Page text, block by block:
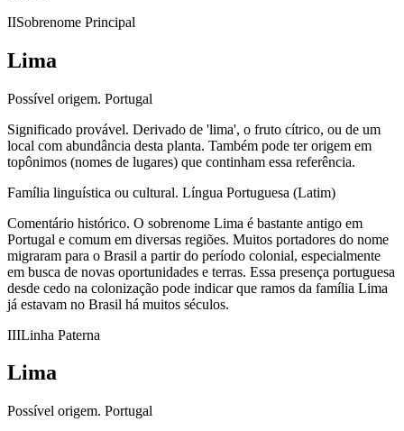
IISobrenome Principal
Lima
Possível origem. Portugal
Significado provável. Derivado de 'lima', o fruto cítrico, ou de um
local com abundância desta planta. Também pode ter origem em
topônimos (nomes de lugares) que continham essa referência.
Família linguística ou cultural. Língua Portuguesa (Latim)
Comentário histórico. O sobrenome Lima é bastante antigo em
Portugal e comum em diversas regiões. Muitos portadores do nome
migraram para o Brasil a partir do período colonial, especialmente
em busca de novas oportunidades e terras. Essa presença portuguesa
desde cedo na colonização pode indicar que ramos da família Lima
já estavam no Brasil há muitos séculos.
IIILinha Paterna
Lima
Possível origem. Portugal